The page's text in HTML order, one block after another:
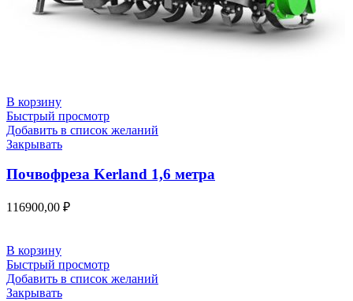
В корзину
Быстрый просмотр
Добавить в список желаний
Закрывать
Почвофреза Kerland 1,6 метра
116900,00 ₽
В корзину
Быстрый просмотр
Добавить в список желаний
Закрывать